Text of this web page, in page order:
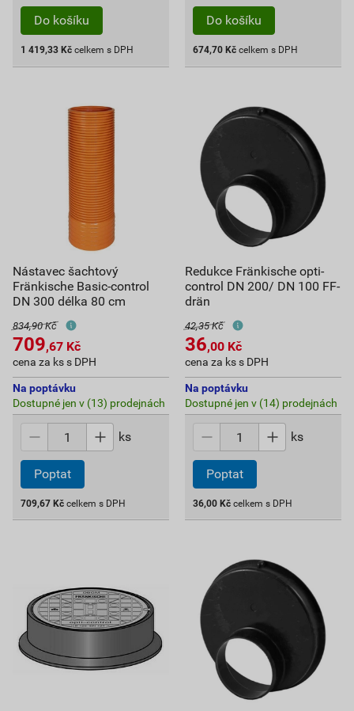
Do košíku
1 419,33 Kč celkem s DPH
Do košíku
674,70 Kč celkem s DPH
Nástavec šachtový
Fränkische Basic-control
DN 300 délka 80 cm
834,90 Kč
709,67 Kč
cena za ks s DPH
Na poptávku
Dostupné jen v (13) prodejnách
ks
Poptat
709,67 Kč celkem s DPH
Redukce Fränkische opti-
control DN 200/ DN 100 FF-
drän
42,35 Kč
36,00 Kč
cena za ks s DPH
Na poptávku
Dostupné jen v (14) prodejnách
ks
Poptat
36,00 Kč celkem s DPH